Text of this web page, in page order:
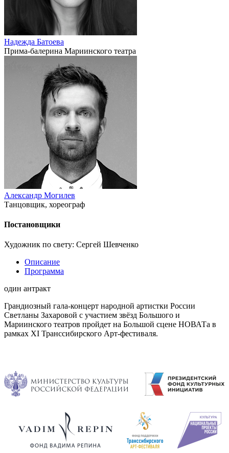
Надежда Батоева
Прима-балерина Мариинского театра
Александр Могилев
Танцовщик, хореограф
Постановщики
Художник по свету: Сергей Шевченко
Описание
Программа
один антракт
Грандиозный гала-концерт народной артистки России
Светланы Захаровой с участием звёзд Большого и
Мариинского театров пройдет на Большой сцене НОВАТа в
рамках XI Транссибирского Арт-фестиваля.